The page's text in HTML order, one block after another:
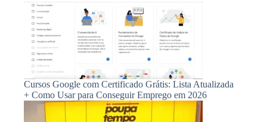
Cursos Google com Certificado Grátis: Lista Atualizada
+ Como Usar para Conseguir Emprego em 2026